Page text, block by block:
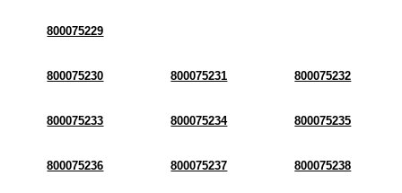
800075229
800075230 800075231 800075232
800075233 800075234 800075235
800075236 800075237 800075238